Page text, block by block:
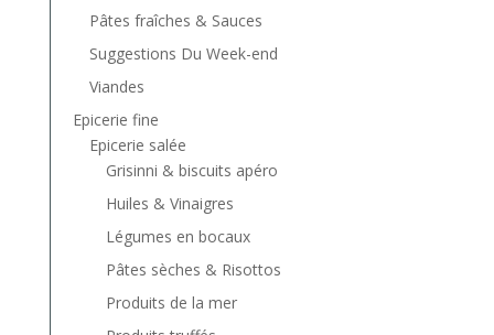
Pâtes fraîches & Sauces
Suggestions Du Week-end
Viandes
Epicerie fine
Epicerie salée
Grisinni & biscuits apéro
Huiles & Vinaigres
Légumes en bocaux
Pâtes sèches & Risottos
Produits de la mer